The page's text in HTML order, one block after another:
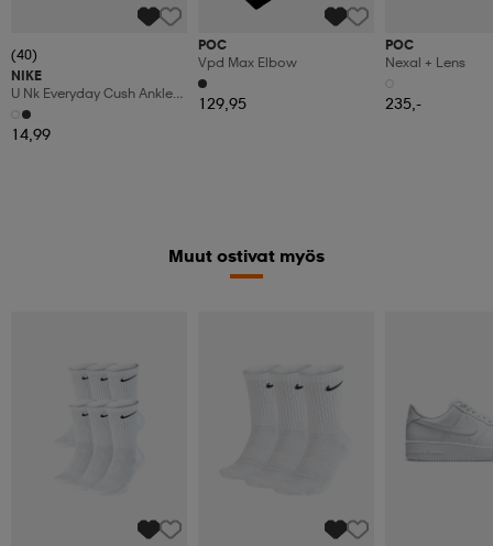
(40)
NIKE
U Nk Everyday Cush Ankle
3pr
14,99
POC
Vpd Max Elbow
129,95
POC
Nexal + Lens
235,-
Muut ostivat myös